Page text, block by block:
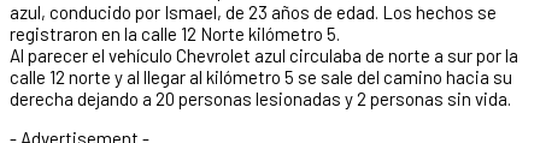
azul, conducido por Ismael, de 23 años de edad. Los hechos se
registraron en la calle 12 Norte kilómetro 5.
Al parecer el vehículo Chevrolet azul circulaba de norte a sur por la
calle 12 norte y al llegar al kilómetro 5 se sale del camino hacia su
derecha dejando a 20 personas lesionadas y 2 personas sin vida.
- Advertisement -